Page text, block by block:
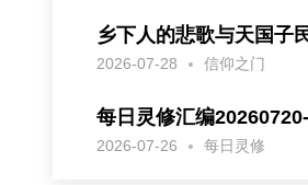
乡下人的悲歌与天国子
2026-07-28 信仰之门
每日灵修汇编
2026-07-26 每日灵修